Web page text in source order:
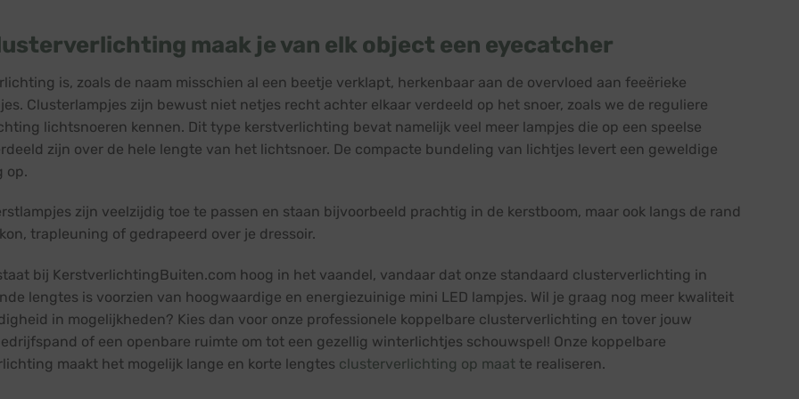
maak je van elk object een eyecatcher
is, zoals de naam misschien al een beetje verklapt, herkenbaar aan de overvloed aan feeërieke
Clusterlampjes zijn bewust niet netjes recht achter elkaar verdeeld op het snoer, zoals we de reguliere
lichtsnoeren kennen. Dit type kerstverlichting bevat namelijk veel meer lampjes die op een speelse
zijn over de hele lengte van het lichtsnoer. De compacte bundeling van lichtjes levert een geweldige
op.
zijn veelzijdig toe te passen en staan bijvoorbeeld prachtig in de kerstboom, maar ook langs de rand
trapleuning of gedrapeerd over je dressoir.
bij KerstverlichtingBuiten.com hoog in het vaandel, vandaar dat onze standaard clusterverlichting in
lengtes is voorzien van hoogwaardige en energiezuinige mini LED lampjes. Wil je graag nog meer kwaliteit
in mogelijkheden? Kies dan voor onze professionele koppelbare clusterverlichting en tover jouw
of een openbare ruimte om tot een gezellig winterlichtjes schouwspel! Onze koppelbare
maakt het mogelijk lange en korte lengtes clusterverlichting op maatte realiseren.